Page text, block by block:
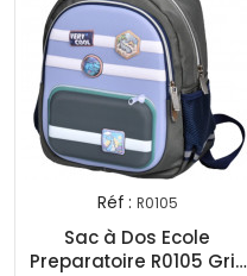
Réf : R0105
Sac à Dos Ecole
Preparatoire R0105 Gris